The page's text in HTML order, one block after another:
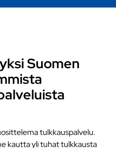
Suomen
tulkkauspalvelu.
kautta yli tuhat tulkkausta